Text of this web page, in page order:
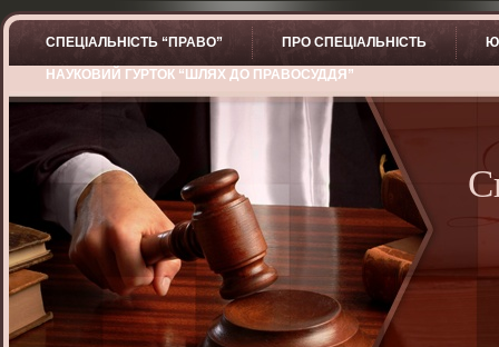
СПЕЦІАЛЬНІСТЬ “ПРАВО” ПРО СПЕЦІАЛЬНІСТЬ
НАУКОВИЙ ГУРТОК “ШЛЯХ ДО ПРАВОСУДДЯ”